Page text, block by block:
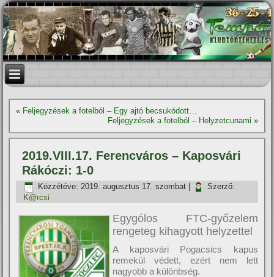
« Feljegyzések a fotelból – Egy ajtó becsukódott…
Feljegyzések a fotelból – Helyzetcunami »
2019.VIII.17. Ferencváros – Kaposvári
Rákóczi: 1-0
Közzétéve: 2019. augusztus 17. szombat
Szerző:
K@rcsi
Egygólos FTC-győzelem
rengeteg kihagyott helyzettel
A kaposvári Pogacsics kapus
remekül védett, ezért nem lett
nagyobb a különbség.